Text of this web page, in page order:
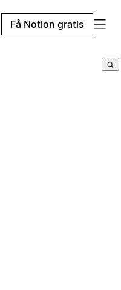
Få Notion gratis